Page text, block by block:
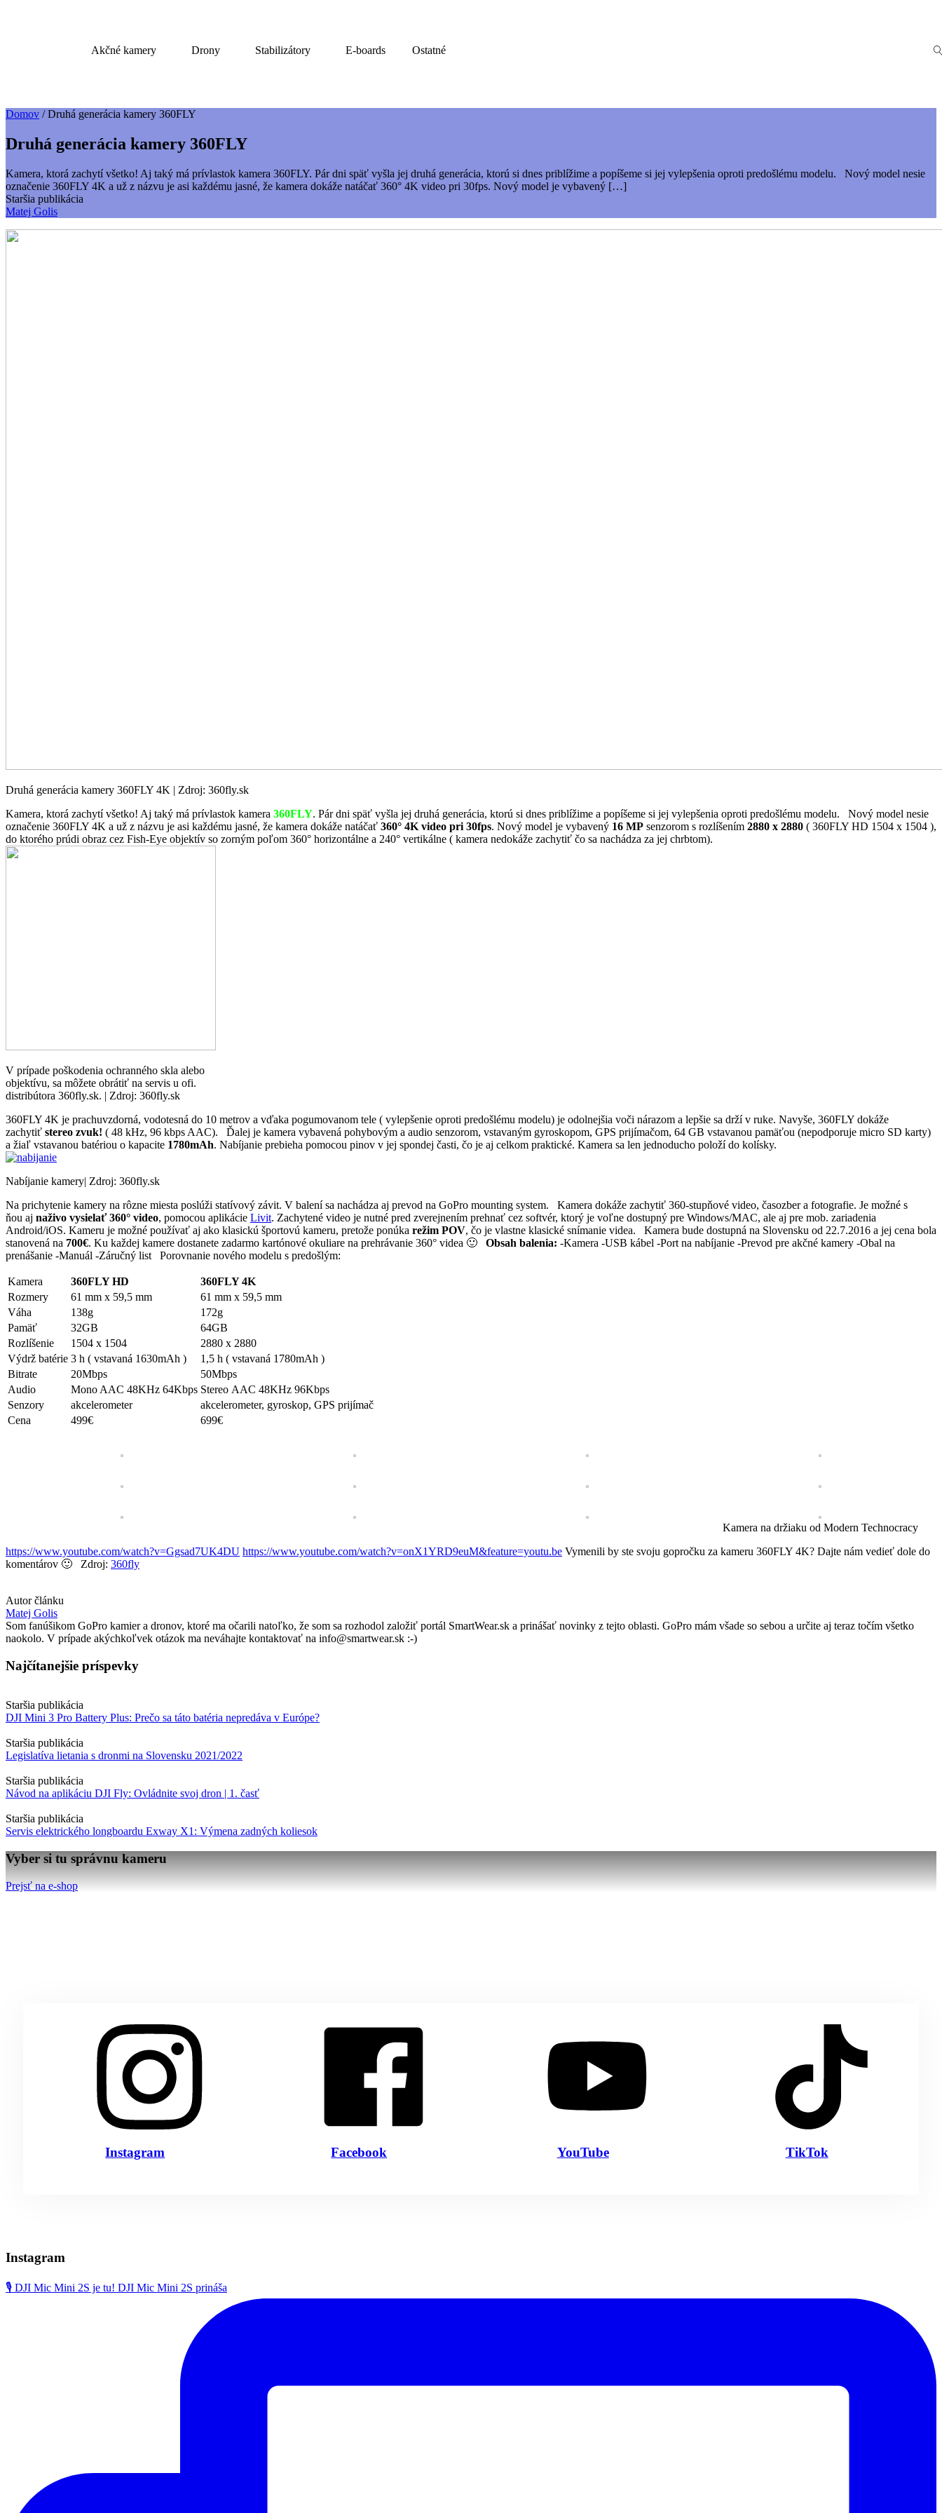
Akčné kamery Drony Stabilizátory E-boards Ostatné
Domov /Druhá generácia kamery 360FLY
Druhá generácia kamery 360FLY
Kamera, ktorá zachytí všetko! Aj taký má prívlastok kamera 360FLY. Pár dni späť vyšla jej druhá generácia, ktorú si dnes priblížime a popíšeme si jej vylepšenia oproti predošlému modelu. Nový model nesie
označenie 360FLY 4K a už z názvu je asi každému jasné, že kamera dokáže natáčať 360° 4K video pri 30fps. Nový model je vybavený […]
Staršia publikácia
Matej Golis
Druhá generácia kamery 360FLY 4K | Zdroj: 360fly.sk
Kamera, ktorá zachytí všetko! Aj taký má prívlastok kamera 360FLY. Pár dni späť vyšla jej druhá generácia, ktorú si dnes priblížime a popíšeme si jej vylepšenia oproti predošlému modelu. Nový model nesie
označenie 360FLY 4K a už z názvu je asi každému jasné, že kamera dokáže natáčať 360° 4K video pri 30fps. Nový model je vybavený 16 MP senzorom s rozlíšením 2880 x 2880 ( 360FLY HD 1504 x 1504 ),
do ktorého prúdi obraz cez Fish-Eye objektív so zorným poľom 360° horizontálne a 240° vertikálne ( kamera nedokáže zachytiť čo sa nachádza za jej chrbtom).
V prípade poškodenia ochranného skla alebo
objektívu, sa môžete obrátiť na servis u ofi.
distribútora 360fly.sk. | Zdroj: 360fly.sk
360FLY 4K je prachuvzdorná, vodotesná do 10 metrov a vďaka pogumovanom tele ( vylepšenie oproti predošlému modelu) je odolnejšia voči nárazom a lepšie sa drží v ruke. Navyše, 360FLY dokáže
zachytiť stereo zvuk! ( 48 kHz, 96 kbps AAC). Ďalej je kamera vybavená pohybovým a audio senzorom, vstavaným gyroskopom, GPS prijímačom, 64 GB vstavanou pamäťou (nepodporuje micro SD karty)
a žiaľ vstavanou batériou o kapacite 1780mAh. Nabíjanie prebieha pomocou pinov v jej spondej časti, čo je aj celkom praktické. Kamera sa len jednoducho položí do kolísky.
Nabíjanie kamery| Zdroj: 360fly.sk
Na prichytenie kamery na rôzne miesta poslúži statívový závit. V balení sa nachádza aj prevod na GoPro mounting system. Kamera dokáže zachytiť 360-stupňové video, časozber a fotografie. Je možné s
ňou aj naživo vysielať 360° video, pomocou aplikácie Livit. Zachytené video je nutné pred zverejnením prehnať cez softvér, ktorý je voľne dostupný pre Windows/MAC, ale aj pre mob. zariadenia
Android/iOS. Kameru je možné používať aj ako klasickú športovú kameru, pretože ponúka režim POV, čo je vlastne klasické snímanie videa. Kamera bude dostupná na Slovensku od 22.7.2016 a jej cena bola
stanovená na 700€. Ku každej kamere dostanete zadarmo kartónové okuliare na prehrávanie 360° videa 🙂 Obsah balenia: -Kamera -USB kábel -Port na nabíjanie -Prevod pre akčné kamery -Obal na
prenášanie -Manuál -Záručný list Porovnanie nového modelu s predošlým:
Kamera 360FLY HD
360FLY 4K
Rozmery
61 mm x 59,5 mm
61 mm x 59,5 mm
Váha
138g
172g
Pamäť
32GB
64GB
Rozlíšenie
1504 x 1504
2880 x 2880
Výdrž batérie 3 h ( vstavaná 1630mAh )
1,5 h ( vstavaná 1780mAh )
Bitrate
20Mbps
50Mbps
Audio
Mono AAC 48KHz 64Kbps Stereo AAC 48KHz 96Kbps
Senzory
akcelerometer
akcelerometer, gyroskop, GPS prijímač
Cena
499€ 699€
Kamera na držiaku od Modern Technocracy
https://www.youtube.com/watch?v=Ggsad7UK4DU https://www.youtube.com/watch?v=onX1YRD9euM&feature=youtu.be Vymenili by ste svoju gopročku za kameru 360FLY 4K? Dajte nám vedieť dole do
komentárov 🙂 Zdroj: 360fly
Autor článku
Matej Golis
Som fanúšikom GoPro kamier a dronov, ktoré ma očarili natoľko, že som sa rozhodol založiť portál SmartWear.sk a prinášať novinky z tejto oblasti. GoPro mám všade so sebou a určite aj teraz točím všetko
naokolo. V prípade akýchkoľvek otázok ma neváhajte kontaktovať na info@smartwear.sk :-)
Najčítanejšie príspevky
Staršia publikácia
DJI Mini 3 Pro Battery Plus: Prečo sa táto batéria nepredáva v Európe?
Staršia publikácia
Legislatíva lietania s dronmi na Slovensku 2021/2022
Staršia publikácia
Návod na aplikáciu DJI Fly: Ovládnite svoj dron | 1. časť
Staršia publikácia
Servis elektrického longboardu Exway X1: Výmena zadných koliesok
Vyber si tu správnu kameru
Prejsť na e-shop
Instagram Facebook YouTube TikTok
Instagram
🎙️ DJI Mic Mini 2S je tu! DJI Mic Mini 2S prináša